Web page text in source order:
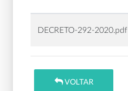
DECRETO-292-2020.pdf
VOLTAR